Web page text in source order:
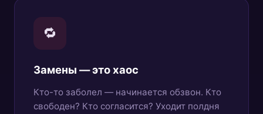
🔁
Замены — это хаос
Кто-то заболел — начинается обзвон. Кто
свободен? Кто согласится? Уходит полдня